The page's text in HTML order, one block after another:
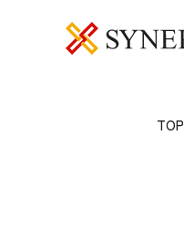
TOP